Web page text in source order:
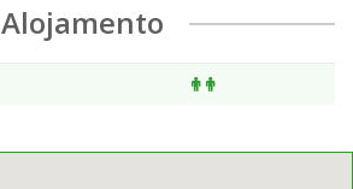
Alojamento